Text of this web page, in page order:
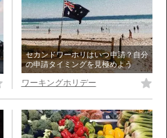
セカンドワーホリはいつ申請？自分
の申請タイミングを見極めよう
ワーキングホリデー